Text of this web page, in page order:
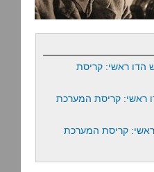
הדו ראשי: קריסת
ראשי: קריסת המערכת
קריסת המערכת